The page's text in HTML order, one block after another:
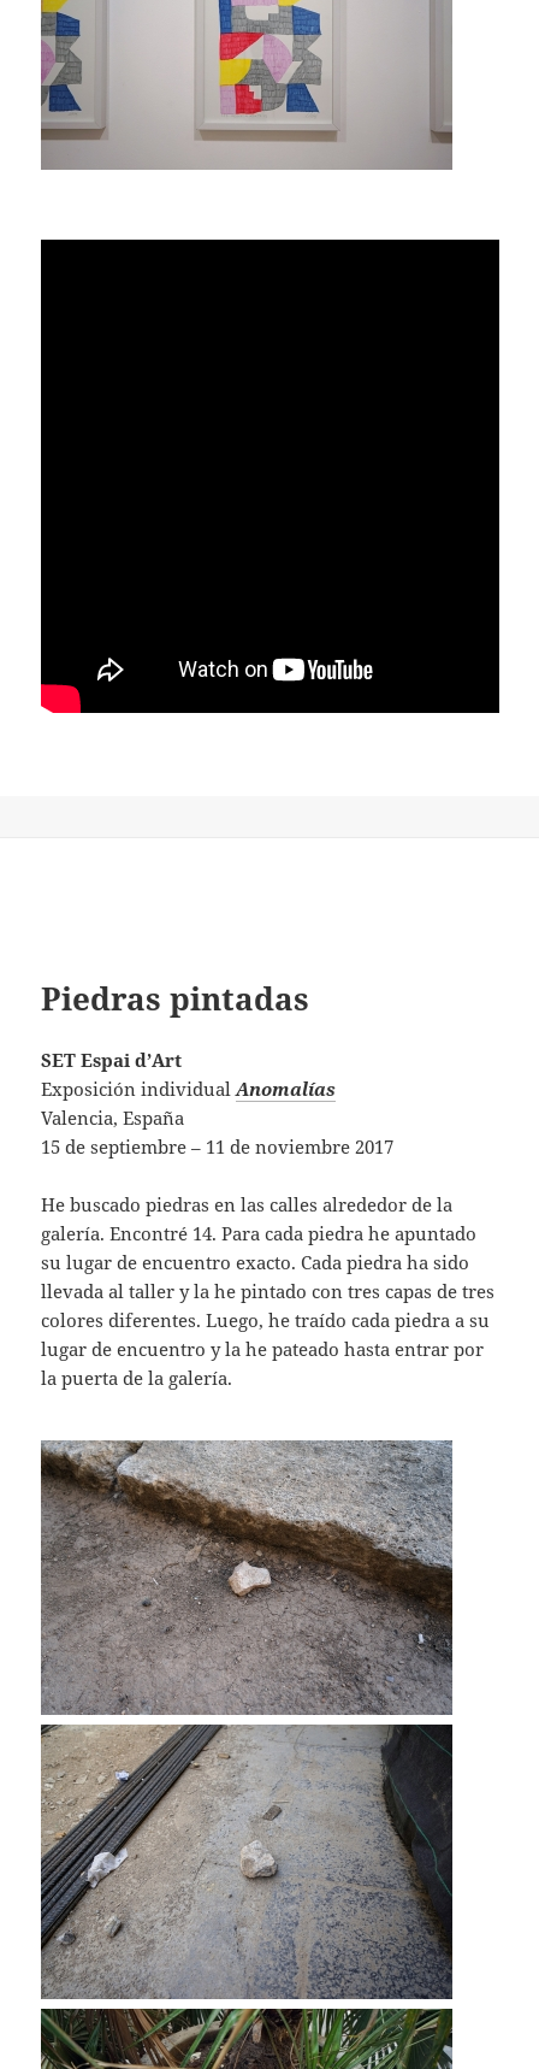
Piedras pintadas
SET Espai d’Art
Exposición individualAnomalías
Valencia, España
15 de septiembre – 11 de noviembre 2017
He buscado piedras en las calles alrededor de la
galería. Encontré 14. Para cada piedra he apuntado
su lugar de encuentro exacto. Cada piedra ha sido
llevada al taller y la he pintado con tres capas de tres
colores diferentes. Luego, he traído cada piedra a su
lugar de encuentro y la he pateado hasta entrar por
la puerta de la galería.